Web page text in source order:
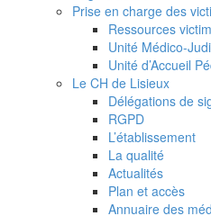
Prise en charge des
Ressources
Unité Médico-
Unité d’Accueil
Le CH de Lisieux
Délégations de
RGPD
L’établissement
La qualité
Actualités
Plan et accès
Annuaire des